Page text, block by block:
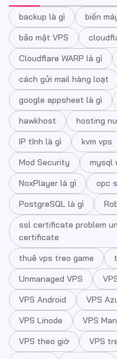
backup là gì
biến
bảo mật VPS
Cloudflare WARP là gì
cách gửi mail hàng loạt
google appsheet là gì
hawkhost
hosting
IP tĩnh là gì
kvm vps
Mod Security
mysql
NoxPlayer là gì
opc
PostgreSQL là gì
ssl certificate problem
certificate
thuê vps treo game
Unmanaged VPS
VPS Android
VPS
VPS Linode
VPS
VPS theo giờ
VPS